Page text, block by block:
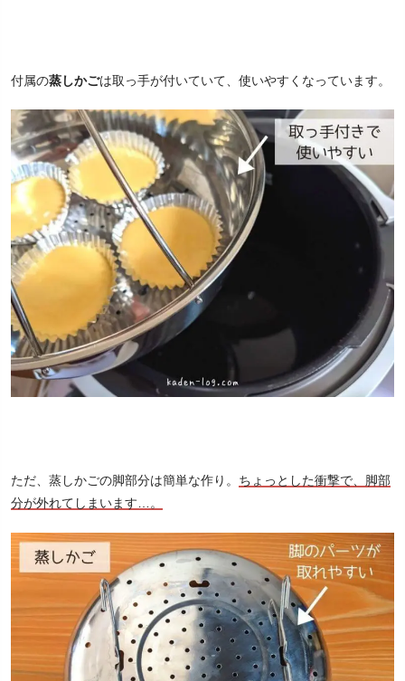
付属の蒸しかごは取っ手が付いていて、使いやすくなっています。
ただ、蒸しかごの脚部分は簡単な作り。 ちょっとした衝撃で、脚部
分が外れてしまいます…。